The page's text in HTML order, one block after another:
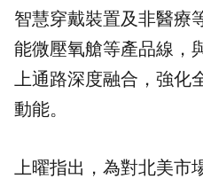
智慧穿戴裝置及非醫療
能微壓氧艙等產品線，
上通路深度融合，強化
動能。
上曜指出，為對北美市